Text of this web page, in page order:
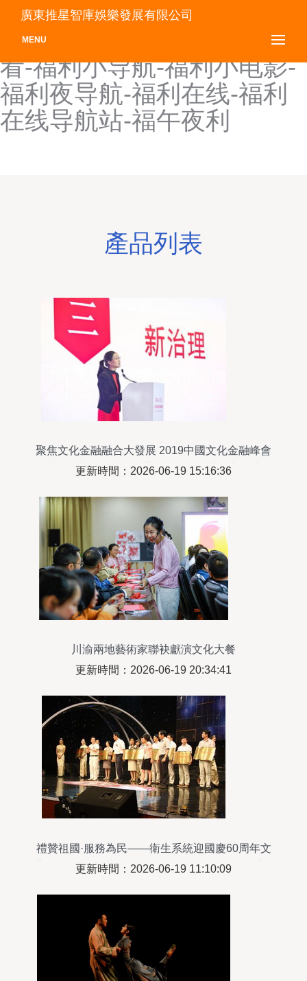
福利网站污-福利网址-福利
网址1-福利午夜6区在线观
看-福利小导航-福利小电影-
福利夜导航-福利在线-福利
在线导航站-福午夜利
廣東推星智庫娛樂發展有限公司
MENU
產品列表
聚焦文化金融融合大發展 2019中國文化金融峰會
盛大開幕——共筑文藝創作與資本共舞新篇章
更新時間：2026-06-19 15:16:36
川渝兩地藝術家聯袂獻演文化大餐
更新時間：2026-06-19 20:34:41
禮贊祖國·服務為民——衛生系統迎國慶60周年文
藝匯演暨“創優質服務·做服務標兵”頒獎晚會隆重舉
更新時間：2026-06-19 11:10:09